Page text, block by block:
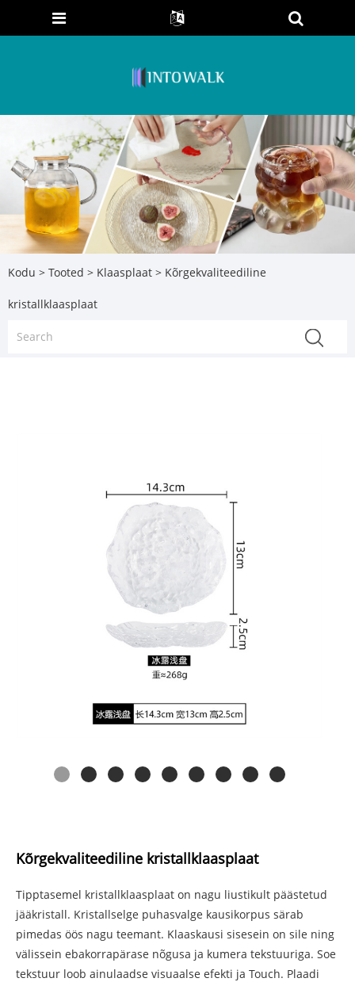
Kodu > Tooted > Klaasplaat > Kõrgekvaliteediline
kristallklaasplaat
Kõrgekvaliteediline kristallklaasplaat
Tipptasemel kristallklaasplaat on nagu liustikult päästetud
jääkristall. Kristallselge puhasvalge kausikorpus särab
pimedas öös nagu teemant. Klaaskausi sisesein on sile ning
välissein ebakorrapärase nõgusa ja kumera tekstuuriga. Soe
tekstuur loob ainulaadse visuaalse efekti ja Touch. Plaadi